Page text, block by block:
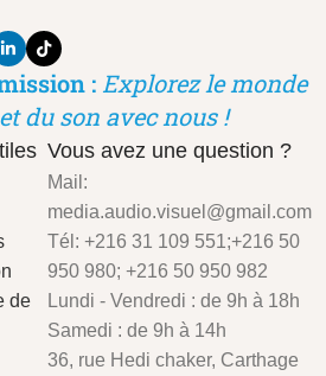
: Explorez le monde
du son avec nous !
de
Vous avez une question ?
Mail:
media.audio.visuel@gmail.com
Tél: +216 31 109 551;+216 50
950 980; +216 50 950 982
Lundi - Vendredi : de 9h à 18h
Samedi : de 9h à 14h
36, rue Hedi chaker, Carthage